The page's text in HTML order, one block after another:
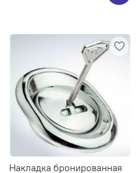
Накладка бронированная